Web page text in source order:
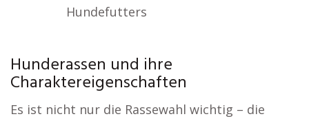
Hundefutters
Hunderassen und ihre
Charaktereigenschaften
Es ist nicht nur die Rassewahl wichtig – die